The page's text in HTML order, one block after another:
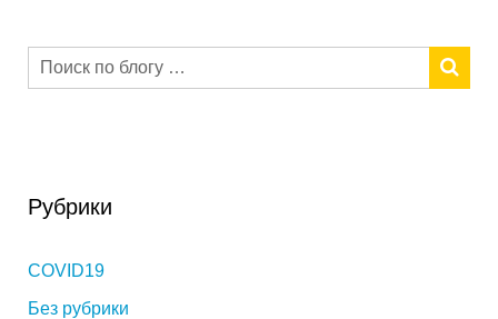
Рубрики
COVID19
Без рубрики